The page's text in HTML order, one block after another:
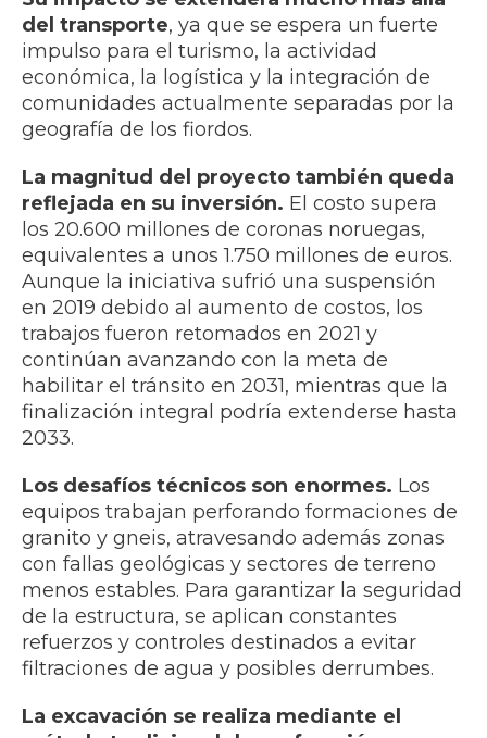
del transporte, ya que se espera un fuerte
impulso para el turismo, la actividad
económica, la logística y la integración de
comunidades actualmente separadas por la
geografía de los fiordos.
La magnitud del proyecto también queda
reflejada en su inversión. El costo supera
los 20.600 millones de coronas noruegas,
equivalentes a unos 1.750 millones de euros.
Aunque la iniciativa sufrió una suspensión
en 2019 debido al aumento de costos, los
trabajos fueron retomados en 2021 y
continúan avanzando con la meta de
habilitar el tránsito en 2031, mientras que la
finalización integral podría extenderse hasta
2033.
Los desafíos técnicos son enormes. Los
equipos trabajan perforando formaciones de
granito y gneis, atravesando además zonas
con fallas geológicas y sectores de terreno
menos estables. Para garantizar la seguridad
de la estructura, se aplican constantes
refuerzos y controles destinados a evitar
filtraciones de agua y posibles derrumbes.
La excavación se realiza mediante el